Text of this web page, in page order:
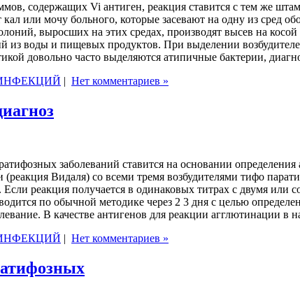
содержащих Vi антиген, реакция ставится с тем же
или мочу больного, которые засевают на одну из сред
выросших на этих средах, производят высев на
из воды и пищевых продуктов. При выделении
довольно часто выделяются атипичные бактерии,
| Нет комментариев »
заболеваний ставится на основании
(реакция Видаля) со всеми тремя возбудителями тифо
реакция получается в одинаковых титрах с двумя или
по обычной методике через 2 3 дня с целью
В качестве антигенов для реакции агглютинации
| Нет комментариев »